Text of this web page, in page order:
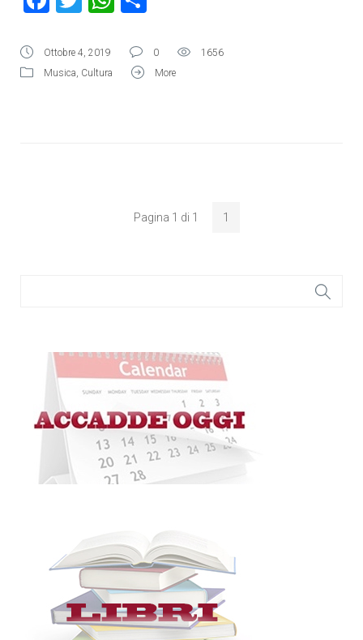
Ottobre 4, 2019 0
1656
Musica, Cultura More
Pagina 1 di 1 1